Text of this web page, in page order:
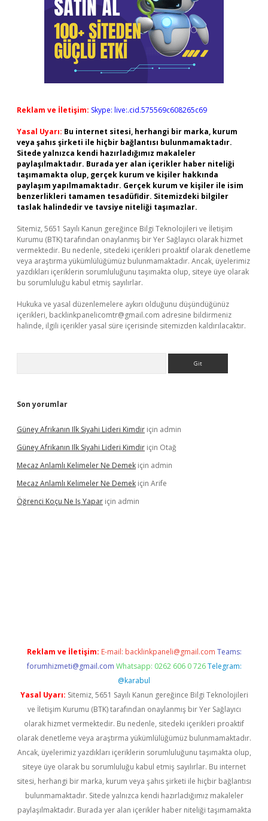
Reklam ve İletişim: Skype: live:.cid.575569c608265c69
Yasal Uyarı: Bu internet sitesi, herhangi bir marka, kurum
veya şahıs şirketi ile hiçbir bağlantısı bulunmamaktadır.
Sitede yalnızca kendi hazırladığımız makaleler
paylaşılmaktadır. Burada yer alan içerikler haber niteliği
taşımamakta olup, gerçek kurum ve kişiler hakkında
paylaşım yapılmamaktadır. Gerçek kurum ve kişiler ile isim
benzerlikleri tamamen tesadüfidir. Sitemizdeki bilgiler
taslak halindedir ve tavsiye niteliği taşımazlar.
Sitemiz, 5651 Sayılı Kanun gereğince Bilgi Teknolojileri ve İletişim
Kurumu (BTK) tarafından onaylanmış bir Yer Sağlayıcı olarak hizmet
vermektedir. Bu nedenle, sitedeki içerikleri proaktif olarak denetleme
veya araştırma yükümlülüğümüz bulunmamaktadır. Ancak, üyelerimiz
yazdıkları içeriklerin sorumluluğunu taşımakta olup, siteye üye olarak
bu sorumluluğu kabul etmiş sayılırlar.
Hukuka ve yasal düzenlemelere aykırı olduğunu düşündüğünüz
içerikleri, backlinkpanelicomtr@gmail.com adresine bildirmeniz
halinde, ilgili içerikler yasal süre içerisinde sitemizden kaldırılacaktır.
Son yorumlar
Güney Afrikanın Ilk Siyahi Lideri Kimdir için admin
Güney Afrikanın Ilk Siyahi Lideri Kimdir için Otağ
Mecaz Anlamlı Kelimeler Ne Demek için admin
Mecaz Anlamlı Kelimeler Ne Demek için Arife
Öğrenci Koçu Ne Iş Yapar için admin
Reklam ve İletişim: E-mail: backlinkpaneli@gmail.com Teams:
forumhizmeti@gmail.com Whatsapp: 0262 606 0 726 Telegram:
@karabul
Yasal Uyarı: Sitemiz, 5651 Sayılı Kanun gereğince Bilgi Teknolojileri
ve İletişim Kurumu (BTK) tarafından onaylanmış bir Yer Sağlayıcı
olarak hizmet vermektedir. Bu nedenle, sitedeki içerikleri proaktif
olarak denetleme veya araştırma yükümlülüğümüz bulunmamaktadır.
Ancak, üyelerimiz yazdıkları içeriklerin sorumluluğunu taşımakta olup,
siteye üye olarak bu sorumluluğu kabul etmiş sayılırlar. Bu internet
sitesi, herhangi bir marka, kurum veya şahıs şirketi ile hiçbir bağlantısı
bulunmamaktadır. Sitede yalnızca kendi hazırladığımız makaleler
paylaşılmaktadır. Burada yer alan içerikler haber niteliği taşımamakta